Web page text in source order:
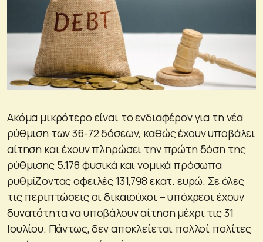
Ακόμα μικρότερο είναι το ενδιαφέρον για τη νέα
ρύθμιση των 36-72 δόσεων, καθώς έχουν υποβάλει
αίτηση και έχουν πληρώσει την πρώτη δόση της
ρύθμισης 5.178 φυσικά και νομικά πρόσωπα
ρυθμίζοντας οφειλές 131,798 εκατ. ευρώ. Σε όλες
τις περιπτώσεις οι δικαιούχοι – υπόχρεοι έχουν
δυνατότητα να υποβάλουν αίτηση μέχρι τις 31
Ιουλίου. Πάντως, δεν αποκλείεται πολλοί πολίτες